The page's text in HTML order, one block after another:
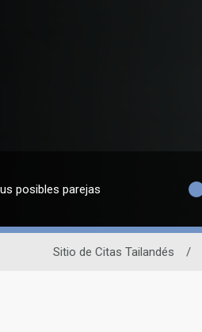
posibles parejas
Sitio de Citas Tailandés /